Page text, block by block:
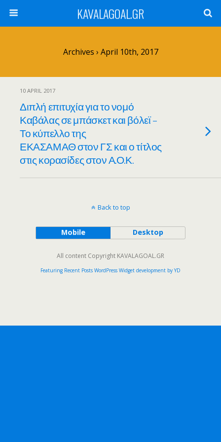
KAVALAGOAL.GR
Archives › April 10th, 2017
10 APRIL 2017
Διπλή επιτυχία για το νομό
Καβάλας σε μπάσκετ και βόλεϊ –
Το κύπελλο της
ΕΚΑΣΑΜΑΘ στον ΓΣ και ο τίτλος
στις κορασίδες στον Α.Ο.Κ.
Back to top
Mobile Desktop
All content Copyright KAVALAGOAL.GR
Featuring Recent Posts WordPress Widget development by YD